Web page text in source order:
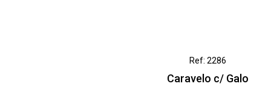
Ref: 2286
Caravelo c/ Galo